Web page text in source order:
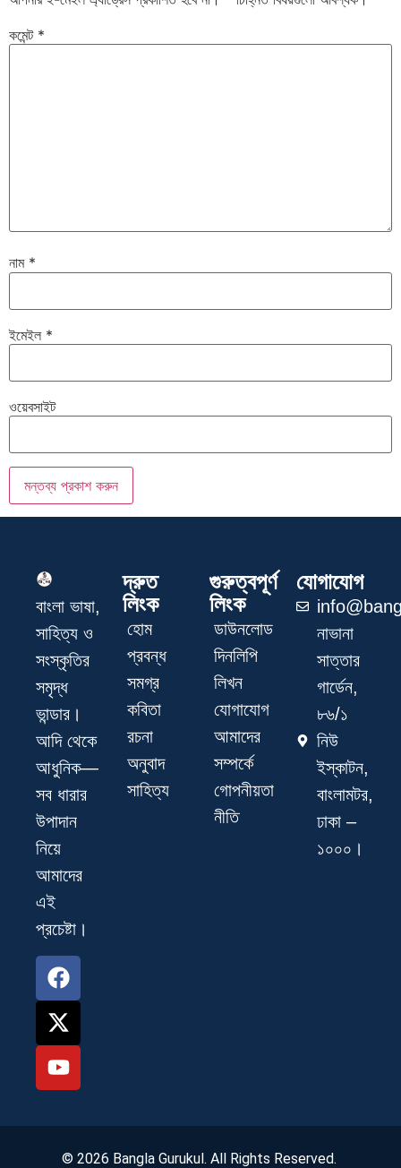
কমেন্ট *
নাম *
ইমেইল *
ওয়েবসাইট
বাংলা ভাষা,
সাহিত্য ও
সংস্কৃতির
সমৃদ্ধ
ভান্ডার।
আদি থেকে
আধুনিক—
সব ধারার
উপাদান
নিয়ে
আমাদের
এই
প্রচেষ্টা।
দ্রুত
লিংক
হোম
প্রবন্ধ
সমগ্র
কবিতা
রচনা
অনুবাদ
সাহিত্য
গুরুত্বপূর্ণ
লিংক
ডাউনলোড
দিনলিপি
লিখন
যোগাযোগ
আমাদের
সম্পর্কে
গোপনীয়তা
নীতি
যোগাযোগ
নাভানা
সাত্তার
গার্ডেন,
৮৬/১
নিউ
ইস্কাটন,
বাংলামটর,
ঢাকা –
১০০০।
© 2026 Bangla Gurukul. All Rights Reserved.